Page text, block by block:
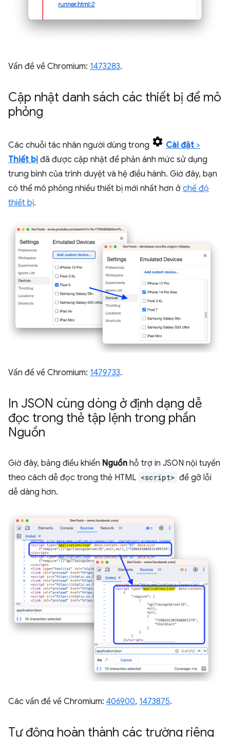
Vấn đề về Chromium: 1473283.
Cập nhật danh sách các thiết bị để mô
phỏng
Các chuỗi tác nhân người dùng trong Cài đặt >
Thiết bị đã được cập nhật để phản ánh mức sử dụng
trung bình của trình duyệt và hệ điều hành. Giờ đây, bạn
có thể mô phỏng nhiều thiết bị mới nhất hơn ở chế độ
thiết bị.
Vấn đề về Chromium: 1479733.
In JSON cùng dòng ở định dạng dễ
đọc trong thẻ tập lệnh trong phần
Nguồn
Giờ đây, bảng điều khiển Nguồn hỗ trợ in JSON nội tuyến
theo cách dễ đọc trong thẻ HTML <script> để gỡ lỗi
dễ dàng hơn.
Các vấn đề về Chromium: 406900, 1473875.
Tự động hoàn thành các trường riêng